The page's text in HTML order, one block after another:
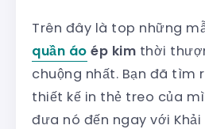
Trên đây là top những
quần áo ép kim thời
chuộng nhất. Bạn đã tìm
thiết kế in thẻ treo của
đưa nó đến ngay với Khải